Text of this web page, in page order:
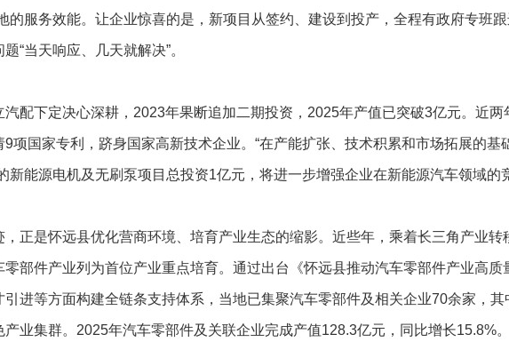
的服务效能。让企业惊喜的是，新项目从签约、建设到投产，全程有政府专班
“当天响应、几天就解决”。
下定决心深耕，2023年果断追加二期投资，2025年产值已突破3亿元。近两
项国家专利，跻身国家高新技术企业。“在产能扩张、技术积累和市场拓展的基
新能源电机及无刷泵项目总投资1亿元，将进一步增强企业在新能源汽车领域的
是怀远县优化营商环境、培育产业生态的缩影。近些年，乘着长三角产业转
部件产业列为首位产业重点培育。通过出台《怀远县推动汽车零部件产业高质
引进等方面构建全链条支持体系，当地已集聚汽车零部件及相关企业70余家，
业集群。2025年汽车零部件及关联企业完成产值128.3亿元，同比增长15.8%。